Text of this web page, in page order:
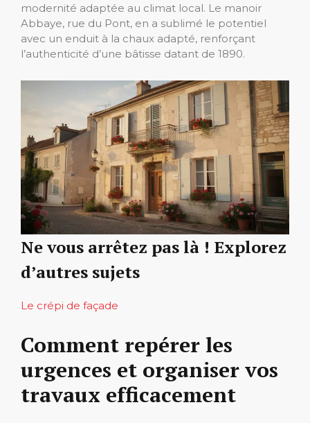
modernité adaptée au climat local. Le manoir
Abbaye, rue du Pont, en a sublimé le potentiel
avec un enduit à la chaux adapté, renforçant
l’authenticité d’une bâtisse datant de 1890.
Ne vous arrêtez pas là ! Explorez
d’autres sujets
Le crépi de façade
Comment repérer les
urgences et organiser vos
travaux efficacement